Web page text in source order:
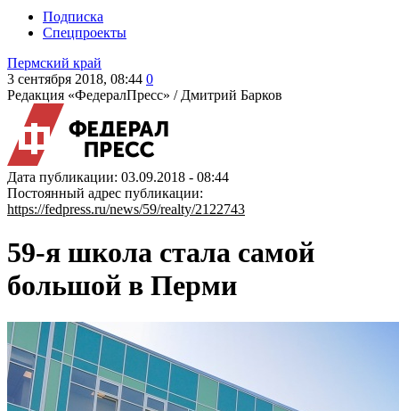
Подписка
Спецпроекты
Пермский край
3 сентября 2018, 08:44 0
Редакция «ФедералПресс» / Дмитрий Барков
Дата публикации: 03.09.2018 - 08:44
Постоянный адрес публикации:
https://fedpress.ru/news/59/realty/2122743
59-я школа стала самой
большой в Перми